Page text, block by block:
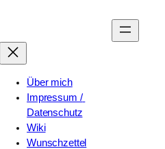
Über mich
Impressum /
Datenschutz
Wiki
Wunschzettel